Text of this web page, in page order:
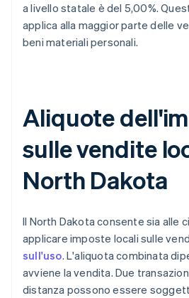
a livello statale è del 5,00%.
applica alla maggior parte delle
beni materiali personali.
Aliquote
sulle vendite
North Dakota
Il North Dakota consente sia alle
applicare imposte locali sulle
sull'uso. L'aliquota combinata
avviene la vendita. Due
distanza possono essere